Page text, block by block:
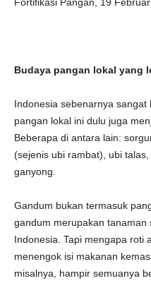
Budaya pangan lokal yang
Indonesia sebenarnya
pangan lokal ini dulu juga
Beberapa di antara lain:
(sejenis ubi rambat), ubi
ganyong.
Gandum bukan termasuk
gandum merupakan
Indonesia. Tapi mengapa roti
menengok isi makanan
misalnya, hampir semuanya